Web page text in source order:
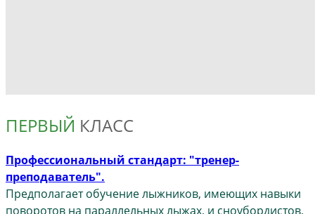
ПЕРВЫЙ КЛАСС
Профессиональный стандарт: "тренер-
преподаватель".
Предполагает обучение лыжников, имеющих навыки
поворотов на параллельных лыжах, и сноубордистов,